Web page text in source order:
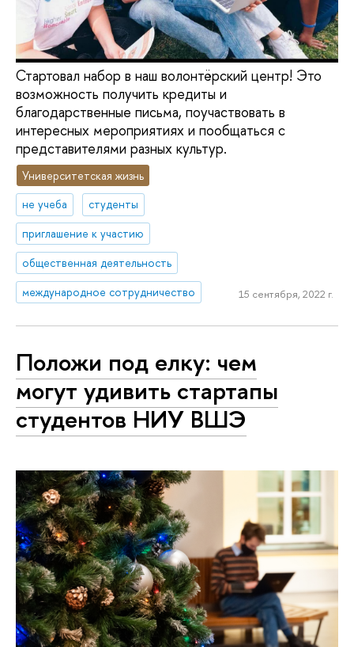
Стартовал набор в наш волонтёрский центр! Это
возможность получить кредиты и
благодарственные письма, поучаствовать в
интересных мероприятиях и пообщаться с
представителями разных культур.
Университетская жизнь
не учеба
студенты
приглашение к участию
общественная деятельность
международное сотрудничество
15 сентября, 2022 г.
Положи под елку: чем
могут удивить стартапы
студентов НИУ ВШЭ